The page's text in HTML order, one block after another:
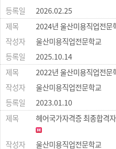
2026.02.25
2024년 울산미용직업전문
울산미용직업전문학교
2025.10.14
2022년 울산미용직업전문
울산미용직업전문학교
2023.01.10
헤어국가자격증 최종합격
울산미용직업전문학교